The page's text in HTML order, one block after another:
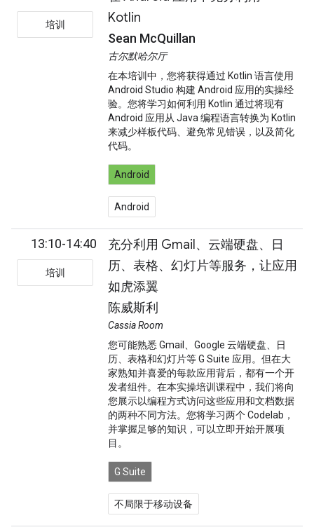
培训
Kotlin
Sean McQuillan
古尔默哈尔厅
在本培训中，您将获得通过 Kotlin 语言使用
Android Studio 构建 Android 应用的实操经
验。您将学习如何利用 Kotlin 通过将现有
Android 应用从 Java 编程语言转换为 Kotlin
来减少样板代码、避免常见错误，以及简化
代码。
Android
Android
13:10-14:40
培训
充分利用 Gmail、云端硬盘、日
历、表格、幻灯片等服务，让应用
如虎添翼
陈威斯利
Cassia Room
您可能熟悉 Gmail、Google 云端硬盘、日
历、表格和幻灯片等 G Suite 应用。但在大
家熟知并喜爱的每款应用背后，都有一个开
发者组件。在本实操培训课程中，我们将向
您展示以编程方式访问这些应用和文档数据
的两种不同方法。您将学习两个 Codelab，
并掌握足够的知识，可以立即开始开展项
目。
G Suite
不局限于移动设备